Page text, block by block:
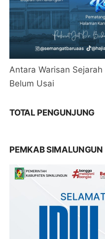
Antara Warisan
Belum Usai
TOTAL PENGUNJUNG
PEMKAB SIMALUNGUN